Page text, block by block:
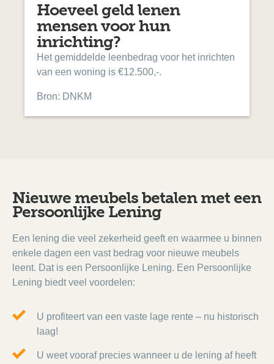
Hoeveel geld lenen
mensen voor hun
inrichting?
Het gemiddelde leenbedrag voor het inrichten
van een woning is €12.500,-.
Bron: DNKM
Nieuwe meubels betalen met een
Persoonlijke Lening
Een lening die veel zekerheid geeft en waarmee u binnen
enkele dagen een vast bedrag voor nieuwe meubels
leent. Dat is een Persoonlijke Lening. Een Persoonlijke
Lening biedt veel voordelen:
U profiteert van een vaste lage rente – nu historisch
laag!
U weet vooraf precies wanneer u de lening af heeft